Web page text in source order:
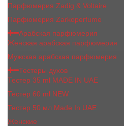
Парфюмерия Zadig & Voltaire
Парфюмерия Zarkoperfume
Арабская парфюмерия
Женская арабская парфюмерия
Мужская арабская парфюмерия
Тестеры духов
Тестер 35 ml MADE IN UAE
Тестер 60 ml NEW
Тестер 50 мл Made In UAE
Женские